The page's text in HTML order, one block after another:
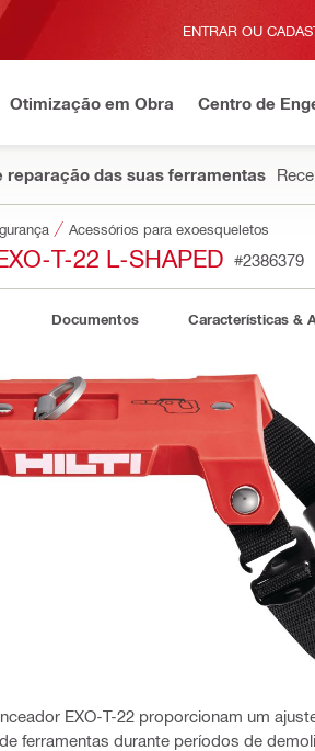
ENTRAR OU
Otimização em Obra Centro de
reparação das suas ferramentas
Acessórios para exoesqueletos
T-22 L-SHAPED #2386379
Documentos Características &
EXO-T-22 proporcionam um
ferramentas durante períodos de